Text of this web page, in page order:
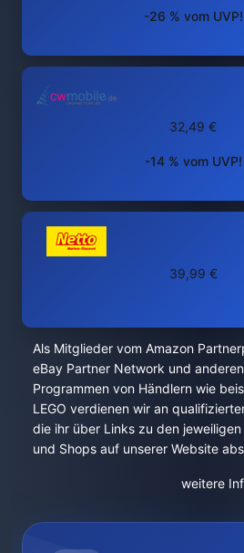
-26 % vom UVP!
32,49 €
-14 % vom UVP!
39,99 €
Als Mitglieder vom Amazon
eBay Partner Network und
Programmen von Händlern wie
LEGO verdienen wir an
die ihr über Links zu den
und Shops auf unserer Website
weitere